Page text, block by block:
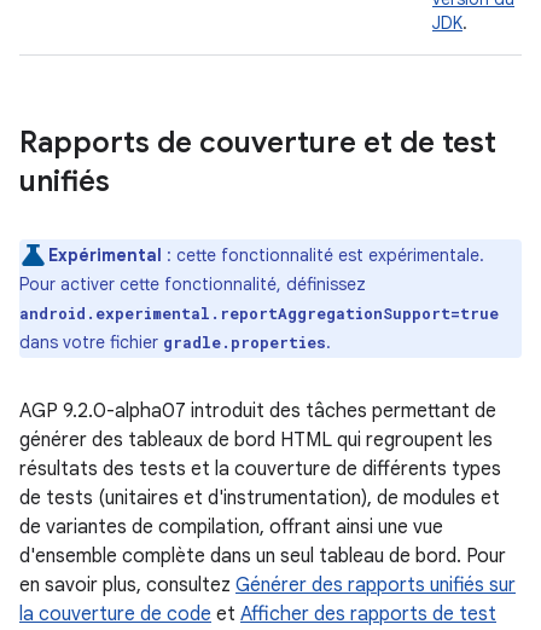
JDK.
Rapports de couverture et de test
unifiés
Expérimental : cette fonctionnalité est expérimentale.
Pour activer cette fonctionnalité, définissez
android.experimental.reportAggregationSupport=true
dans votre fichier gradle.properties.
AGP 9.2.0-alpha07 introduit des tâches permettant de
générer des tableaux de bord HTML qui regroupent les
résultats des tests et la couverture de différents types
de tests (unitaires et d'instrumentation), de modules et
de variantes de compilation, offrant ainsi une vue
d'ensemble complète dans un seul tableau de bord. Pour
en savoir plus, consultez Générer des rapports unifiés sur
la couverture de code et Afficher des rapports de test